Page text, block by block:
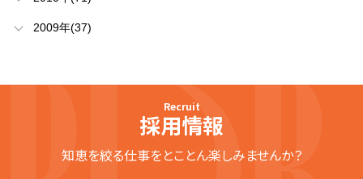
2009年(37)
Recruit
採用情報
知恵を絞る仕事をとことん楽しみませんか？